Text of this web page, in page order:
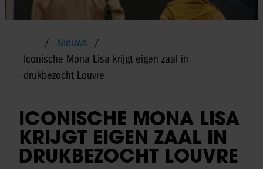
Nieuws
Iconische Mona Lisa krijgt eigen zaal in
drukbezocht Louvre
ICONISCHE MONA LISA
KRIJGT EIGEN ZAAL IN
DRUKBEZOCHT LOUVRE